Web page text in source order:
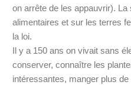
on arrête de les appauvrir).
alimentaires et sur les terres
la loi.
Il y a 150 ans on vivait sans
conserver, connaître les
intéressantes, manger plus